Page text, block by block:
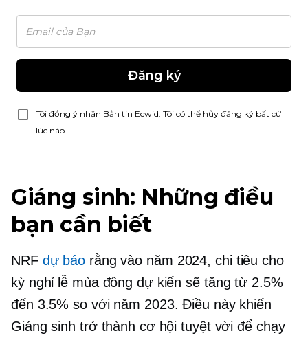
Đăng ký
Tôi đồng ý nhận Bản tin Ecwid. Tôi có thể hủy đăng ký bất cứ
lúc nào.
Giáng sinh: Những điều
bạn cần biết
NRF dự báo rằng vào năm 2024, chi tiêu cho
kỳ nghỉ lễ mùa đông dự kiến ​​sẽ tăng từ 2.5%
đến 3.5% so với năm 2023. Điều này khiến
Giáng sinh trở thành cơ hội tuyệt vời để chạy